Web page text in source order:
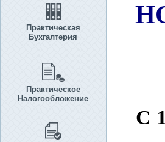
Практическая
Бухгалтерия
Практическое
Налогообложение
С